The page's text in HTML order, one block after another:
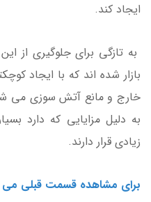
ایجاد کند.
به تازگی برای جلوگیری از
بازار شده اند که با ایجاد
خارج و مانع آتش سوزی می
به دلیل مزایایی که دارد
زیادی قرار دارند.
برای مشاهده قسمت قبلی می